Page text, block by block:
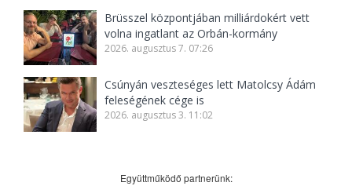
Brüsszel központjában milliárdokért vett
volna ingatlant az Orbán-kormány
2026. augusztus 7. 07:26
Csúnyán veszteséges lett Matolcsy Ádám
feleségének cége is
2026. augusztus 3. 11:02
Együttműködő partnerünk: